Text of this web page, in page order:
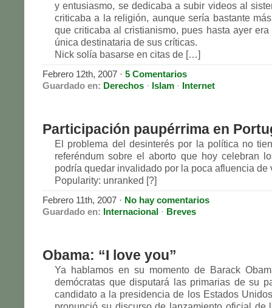
y entusiasmo, se dedicaba a subir videos al
criticaba a la religión, aunque sería bastante
que criticaba al cristianismo, pues hasta ayer
única destinataria de sus críticas.
Nick solía basarse en citas de […]
Febrero 12th, 2007 · 5 Comentarios
Guardado en: Derechos · Islam · Internet
Participación paupérrima en
El problema del desinterés por la política no
referéndum sobre el aborto que hoy celebran
podría quedar invalidado por la poca afluencia de
Popularity: unranked [?]
Febrero 11th, 2007 · No hay comentarios
Guardado en: Internacional · Breves
Obama: “I love you”
Ya hablamos en su momento de Barack
demócratas que disputará las primarias de su
candidato a la presidencia de los Estados